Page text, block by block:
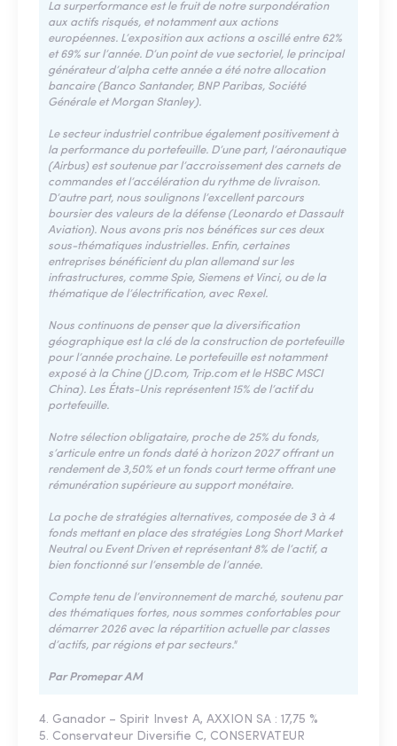
La surperformance est le fruit de notre surpondération
aux actifs risqués, et notamment aux actions
européennes. L’exposition aux actions a oscillé entre 62%
et 69% sur l’année. D’un point de vue sectoriel, le principal
générateur d’alpha cette année a été notre allocation
bancaire (Banco Santander, BNP Paribas, Société
Générale et Morgan Stanley).
Le secteur industriel contribue également positivement à
la performance du portefeuille. D’une part, l’aéronautique
(Airbus) est soutenue par l’accroissement des carnets de
commandes et l’accélération du rythme de livraison.
D’autre part, nous soulignons l’excellent parcours
boursier des valeurs de la défense (Leonardo et Dassault
Aviation). Nous avons pris nos bénéfices sur ces deux
sous-thématiques industrielles. Enfin, certaines
entreprises bénéficient du plan allemand sur les
infrastructures, comme Spie, Siemens et Vinci, ou de la
thématique de l’électrification, avec Rexel.
Nous continuons de penser que la diversification
géographique est la clé de la construction de portefeuille
pour l’année prochaine. Le portefeuille est notamment
exposé à la Chine (JD.com, Trip.com et le HSBC MSCI
China). Les États-Unis représentent 15% de l’actif du
portefeuille.
Notre sélection obligataire, proche de 25% du fonds,
s’articule entre un fonds daté à horizon 2027 offrant un
rendement de 3,50% et un fonds court terme offrant une
rémunération supérieure au support monétaire.
La poche de stratégies alternatives, composée de 3 à 4
fonds mettant en place des stratégies Long Short Market
Neutral ou Event Driven et représentant 8% de l’actif, a
bien fonctionné sur l’ensemble de l’année.
Compte tenu de l’environnement de marché, soutenu par
des thématiques fortes, nous sommes confortables pour
démarrer 2026 avec la répartition actuelle par classes
d’actifs, par régions et par secteurs."
Par Promepar AM
4. Ganador – Spirit Invest A, AXXION SA : 17,75 %
5. Conservateur Diversifie C, CONSERVATEUR